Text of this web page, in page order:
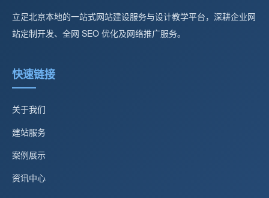
立足北京本地的一站式网站建设服务与设计教学平台，深耕企业网
站定制开发、全网 SEO 优化及网络推广服务。
快速链接
关于我们
建站服务
案例展示
资讯中心